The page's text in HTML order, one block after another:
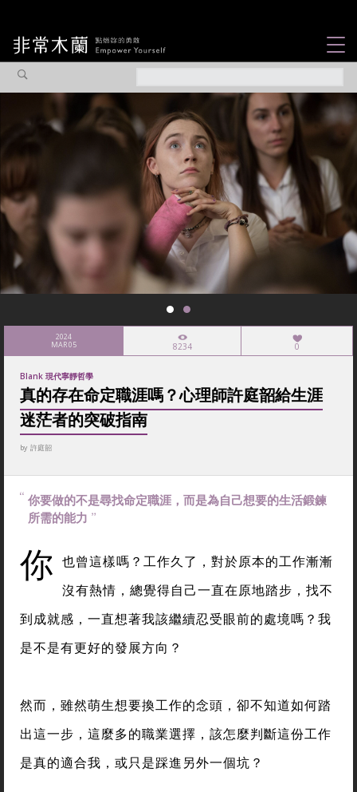
觀點專欄
焦點企劃
社會企業
認識我們
2024
MAR 05 8234 0
Blank 現代寧靜哲學
真的存在命定職涯嗎？心理師許庭韶給生涯
迷茫者的突破指南
by 許庭韶
你要做的不是尋找命定職涯，而是為自己想要的生活鍛鍊
所需的能力
你 也曾這樣嗎？工作久了，對於原本的工作漸漸
沒有熱情，總覺得自己一直在原地踏步，找不
到成就感，一直想著我該繼續忍受眼前的處境嗎？我
是不是有更好的發展方向？
然而，雖然萌生想要換工作的念頭，卻不知道如何踏
出這一步，這麼多的職業選擇，該怎麼判斷這份工作
是真的適合我，或只是踩進另外一個坑？